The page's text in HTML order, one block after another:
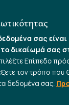
σας
δικαίωμά σας
Επίπεδο
τον τρόπο
δεδομένα σας.